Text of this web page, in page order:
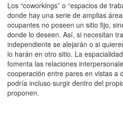
Los “coworkings” o “espacios de
donde hay una serie de amplias
ocupantes no poseen un sitio fijo,
donde lo deseen. Así, si necesitan
independiente se alejarán o si
lo harán en otro sitio. La
fomenta las relaciones
cooperación entre pares en vistas a
podría incluso surgir dentro del
proponen.